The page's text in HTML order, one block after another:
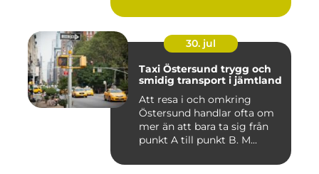
30. jul
Taxi Östersund trygg och
smidig transport i jämtland
Att resa i och omkring
Östersund handlar ofta om
mer än att bara ta sig från
punkt A till punkt B. M...